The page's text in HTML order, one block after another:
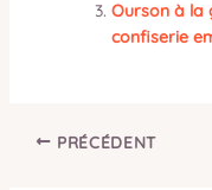
Ourson à la
confiserie
PRÉCÉDENT